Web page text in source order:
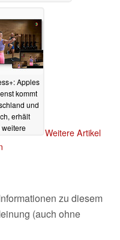
Apples
kommt
und
erhält
Weitere Artikel
zu diesem
(auch ohne